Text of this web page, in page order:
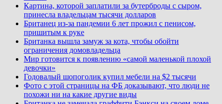
Картина, которой заплатили за бутерброды с сыром,
принесла владельцам тысячи долларов
Британец из-за пандемии 6 лет прожил с пенисом,
пришитым к руке
Британка вышла замуж за кота, чтобы обойти
ограничения домовладельца
Мир готовится к появлению «самой маленькой плохой
девочки»
Годовалый шопоголик купил мебели на $2 тысячи
Фото с этой страницы на ФБ доказывают, что люди не
похожи ни на какие другие виды